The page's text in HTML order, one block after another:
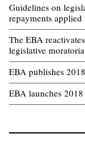
Guidelines on
repayments
The EBA
legislative moratoria
EBA publishes
EBA launches